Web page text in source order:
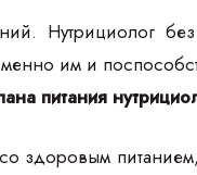
Нутрициолог
им и
питания
здоровым